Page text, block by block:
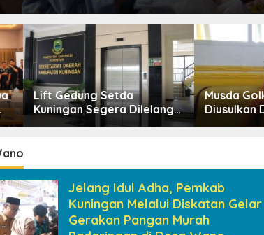
Setda
Segera Dilelang,
Naik Jadi Rp1,2
Musda Golkar Kuningan
Diusulkan Digelar
September 2026, Panitia
Jelang Idul Adha, Pemkab
Kuningan Melalui Diskatan Gelar
Gerakan Pangan Murah